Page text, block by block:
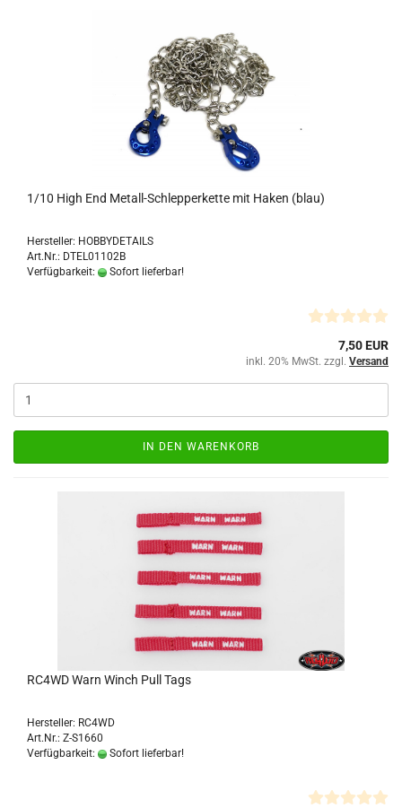
1/10 High End Metall-Schlepperkette mit Haken (blau)
Hersteller: HOBBYDETAILS
Art.Nr.: DTEL01102B
Verfügbarkeit:
Sofort lieferbar!
7,50 EUR
inkl. 20% MwSt. zzgl. Versand
IN DEN WARENKORB
RC4WD Warn Winch Pull Tags
Hersteller: RC4WD
Art.Nr.: Z-S1660
Verfügbarkeit:
Sofort lieferbar!